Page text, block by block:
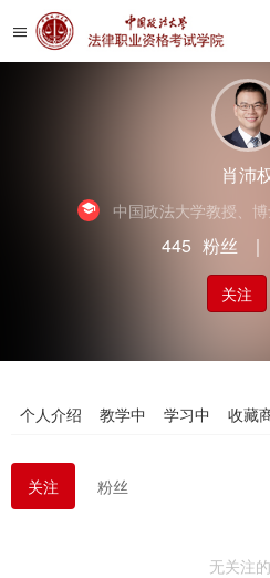
肖沛
中国政法大学教授、
445 粉丝 ｜
关注
个人介绍 教学中 学习中 收藏
关注 粉丝
无关注